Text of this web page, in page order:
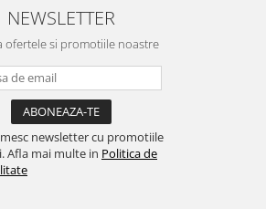
NEWSLETTER
ofertele si promotiile noastre
newsletter cu promotiile
Afla mai multe in Politica de